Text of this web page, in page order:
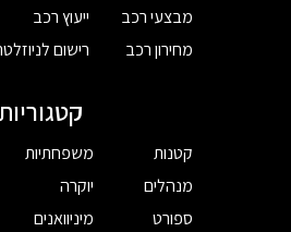
מבצעי רכב
מחירון רכב
ייעוץ רכב
רישום
קטנות
מנהלים
ספורט
משפחתיות
יוקרה
מיניוואנים